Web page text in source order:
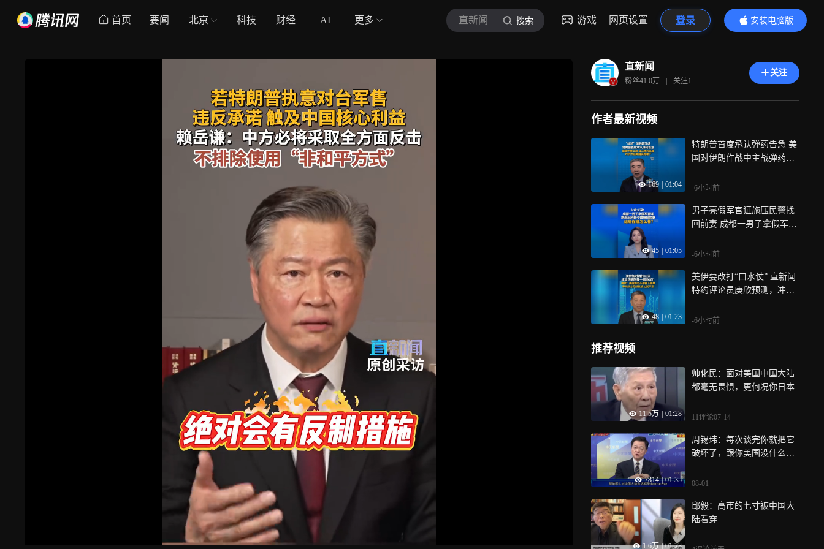
首页 要闻 北京 科技 财经 AI 更多 直新闻 搜索 游戏 网页设置 登录
安装电脑版
内容更精彩
直新闻
粉丝41.0万 | 关注1
关注
作者最新视频
169 01:04
特朗普首度承认弹药告急 美
国对伊朗作战中主战弹药消
指出，特朗普首度承认弹药
使此战成“最孤独战争”，撤
或不撤皆困局
-6小时前
45 01:05
男子亮假军官证施压民警找
回前妻 成都一男子拿假军官
竟是入戏太深，结局你猜怎
-6小时前
48 01:23
美伊要改打“口水仗” 直新闻
特约评论员庚欣预测，冲突
朗应见好就收，避免过犹不
-6小时前
推荐视频
11.5万 01:28
帅化民：面对美国中国大陆
都毫无畏惧，更何况你日本
11评论07-14
7814 | 01:35
周锡玮：每次谈完你就把它
破坏了，跟你美国没什么好
08-01
1.6万 | 01:23
邱毅：高市的七寸被中国大
陆看穿